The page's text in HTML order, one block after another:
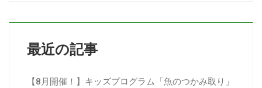
最近の記事
【8月開催！】キッズプログラム「魚のつかみ取り」